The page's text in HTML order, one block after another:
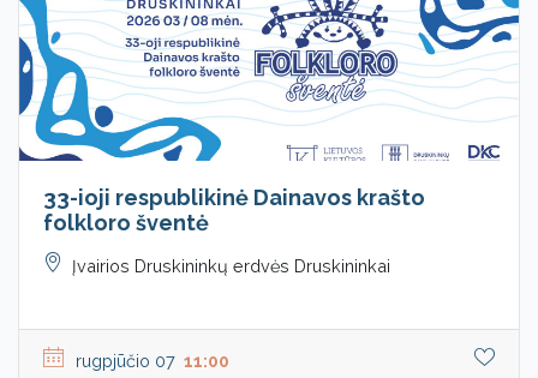
33-ioji respublikinė Dainavos krašto
folkloro šventė
Įvairios Druskininkų erdvės Druskininkai
rugpjūčio 07 11:00